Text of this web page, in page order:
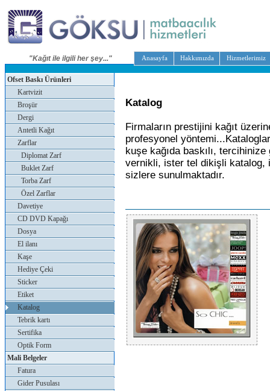
Anasayfa Hakkımızda Hizmetlerimiz
"Kağıt ile ilgili her şey..."
Ofset Baskı Ürünleri
Kartvizit
Broşür
Dergi
Antetli Kağıt
Zarflar
Diplomat Zarf
Buklet Zarf
Torba Zarf
Özel Zarflar
Davetiye
CD DVD Kapağı
Dosya
El ilanı
Kaşe
Hediye Çeki
Sticker
Etiket
Katalog
Tebrik kartı
Sertifika
Optik Form
Mali Belgeler
Fatura
Gider Pusulası
Katalog
Firmaların prestijini kağıt
profesyonel
kuşe kağıda baskılı,
vernikli, ister tel dikişli katalog,
sizlere sunulmaktadır.